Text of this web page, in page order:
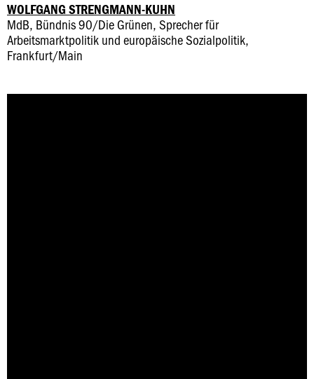
WOLFGANG STRENGMANN-KUHN
MdB, Bündnis 90/Die Grünen, Sprecher für
Arbeitsmarktpolitik und europäische Sozialpolitik,
Frankfurt/Main